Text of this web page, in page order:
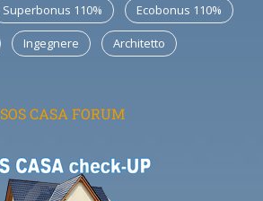
Superbonus 110% Ecobonus 110%
Ingegnere Architetto
SOS CASA FORUM